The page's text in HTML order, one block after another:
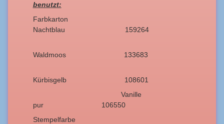
benutzt:
Farbkarton
Nachtblau 159264
Waldmoos 133683
Kürbisgelb 108601
Vanille
pur 106550
Stempelfarbe